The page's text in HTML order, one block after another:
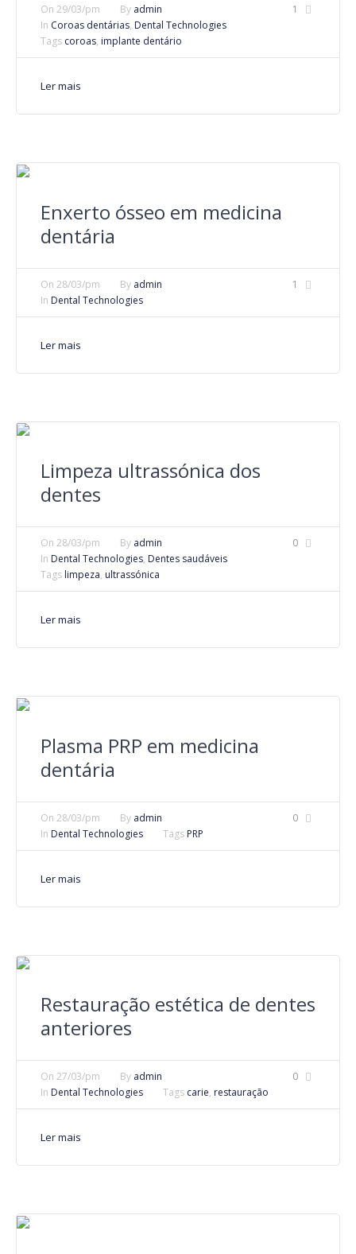
1
On 29/03/pm By admin
In Coroas dentárias, Dental Technologies
Tags coroas, implante dentário
Ler mais
Enxerto ósseo em medicina
dentária
1
On 28/03/pm By admin
In Dental Technologies
Ler mais
Limpeza ultrassónica dos
dentes
0
On 28/03/pm By admin
In Dental Technologies, Dentes saudáveis
Tags limpeza, ultrassónica
Ler mais
Plasma PRP em medicina
dentária
0
On 28/03/pm By admin
In Dental Technologies Tags PRP
Ler mais
Restauração estética de dentes
anteriores
0
On 27/03/pm By admin
In Dental Technologies Tags carie, restauração
Ler mais